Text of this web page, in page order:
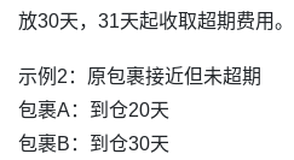
放30天，31天起收取超期费用。
示例2：原包裹接近但未超期
包裹A：到仓20天
包裹B：到仓30天